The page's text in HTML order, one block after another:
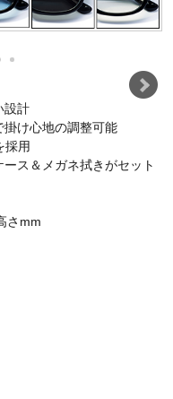
設計
け心地の調整可能
採用
ス＆メガネ拭きがセット
さmm